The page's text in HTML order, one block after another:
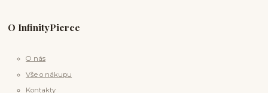
O InfinityPierce
O nás
Vše o nákupu
Kontakty